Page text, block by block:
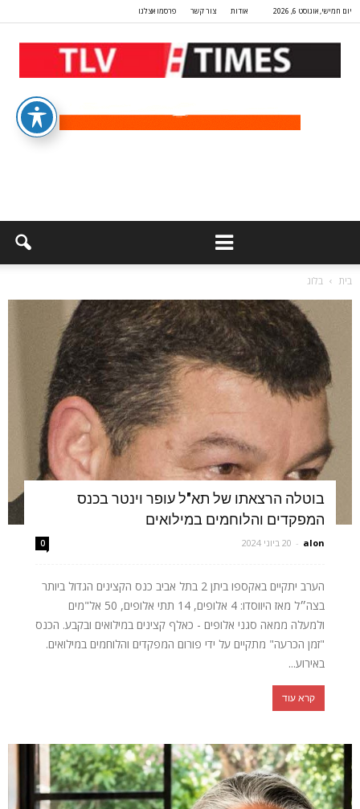
יום חמישי, אוגוסט 6, 2026 אודות צור קשר פרסמו אצלנו
בית בלוג
בוטלה הרצאתו של תא"ל עופר וינטר בכנס
המפקדים והלוחמים במילואים
alon
- 20 ביוני 2024 0
הערב יתקיים באקספו ביתן 2 בתל אביב כנס הקצינים הגדול ביותר
בצה״ל מאז היווסדו: 4 אלופים, 14 תתי אלופים, 50 אל"מים
ולמעלה ממאה סגני אלופים - כאלף קצינים במילואים ובקבע. הכנס
"זמן הכרעה" מתקיים על ידי פורום המפקדים והלוחמים במילואים.
באירוע...
קרא עוד